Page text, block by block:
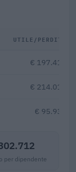
UTILE/PERDITA
€ 197.417
€ 214.015
€ 95.934
per dipendente